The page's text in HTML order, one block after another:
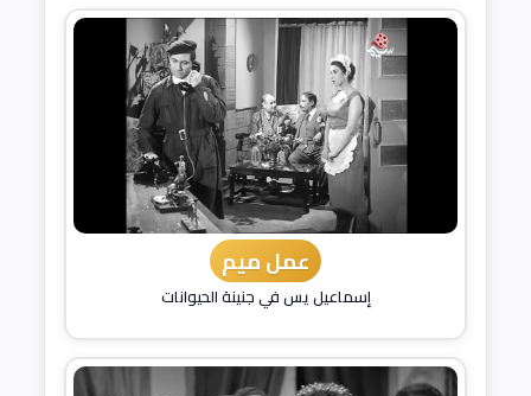
عمل ميم
إسماعيل يس في جنينة الحيوانات